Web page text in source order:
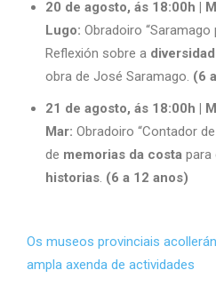
20 de agosto, ás 18:00h |
Lugo: Obradoiro “Saramago
Reflexión sobre a
obra de José Saramago. (6
21 de agosto, ás 18:00h |
Mar: Obradoiro “Contador
de memorias da costa para
historias. (6 a 12 anos)
Os museos provinciais
ampla axenda de actividades